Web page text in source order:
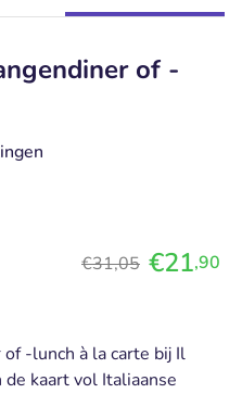
of -
€31,05 €21,90
-lunch à la carte bij Il
kaart vol Italiaanse